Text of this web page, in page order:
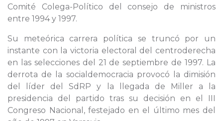
Comité Colega-Político del consejo de ministros
entre 1994 y 1997.
Su meteórica carrera política se truncó por un
instante con la victoria electoral del centroderecha
en las selecciones del 21 de septiembre de 1997. La
derrota de la socialdemocracia provocó la dimisión
del líder del SdRP y la llegada de Miller a la
presidencia del partido tras su decisión en el III
Congreso Nacional, festejado en el último mes del